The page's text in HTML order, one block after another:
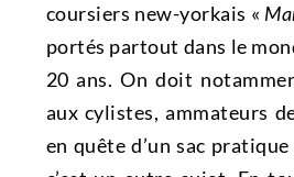
coursiers new-yorkais «
portés partout dans le
20 ans. On doit
aux cylistes, ammateurs
en quête d’un sac